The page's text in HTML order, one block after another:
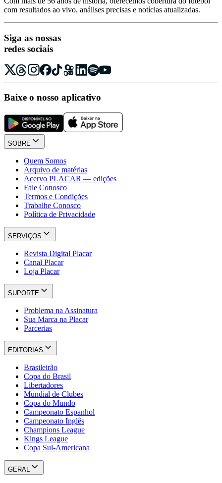
com resultados ao vivo, análises precisas e notícias atualizadas.
Siga as nossas
redes sociais
Baixe o nosso aplicativo
SOBRE
Quem Somos
Arquivo de matérias
Acervo PLACAR — edições
Fale Conosco
Termos e Condições
Trabalhe Conosco
Política de Privacidade
SERVIÇOS
Revista Digital Placar
Canal Placar
Loja Placar
SUPORTE
Problema na Assinatura
Sua Marca na Placar
Parcerias
EDITORIAS
Brasileirão
Copa do Brasil
Libertadores
Mundial de Clubes
Copa do Mundo
Campeonato Espanhol
Campeonato Inglês
Champions League
Kings League
Copa Sul-Americana
GERAL